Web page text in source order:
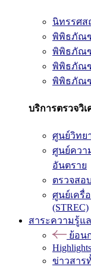
นิทรรศส
พิพิธภัณ
พิพิธภัณ
พิพิธภัณ
พิพิธภัณ
บริการตรวจวิ
ศูนย์วิทย
ศูนย์ควา
อันตราย
ตรวจสอ
ศูนย์เครื่
(STREC)
สาระความรู้แ
ย้อน
Highlights
ข่าวสาร